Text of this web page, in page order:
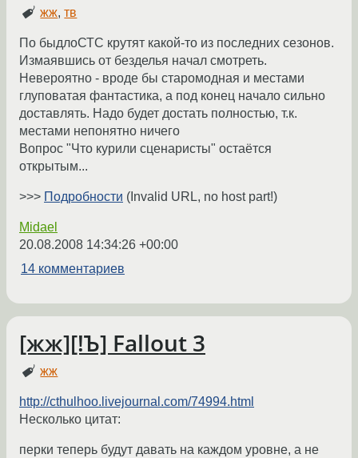
жж,тв
По быдлоСТС крутят какой-то из последних сезонов.
Измаявшись от безделья начал смотреть.
Невероятно - вроде бы старомодная и местами
глуповатая фантастика, а под конец начало сильно
доставлять. Надо будет достать полностью, т.к.
местами непонятно ничего
Вопрос "Что курили сценаристы" остаётся
открытым...
>>> Подробности (Invalid URL, no host part!)
Midael
20.08.2008 14:34:26 +00:00
14 комментариев
[жж][!Ъ] Fallout 3
жж
http://cthulhoo.livejournal.com/74994.html
Несколько цитат:
перки теперь будут давать на каждом уровне, а не